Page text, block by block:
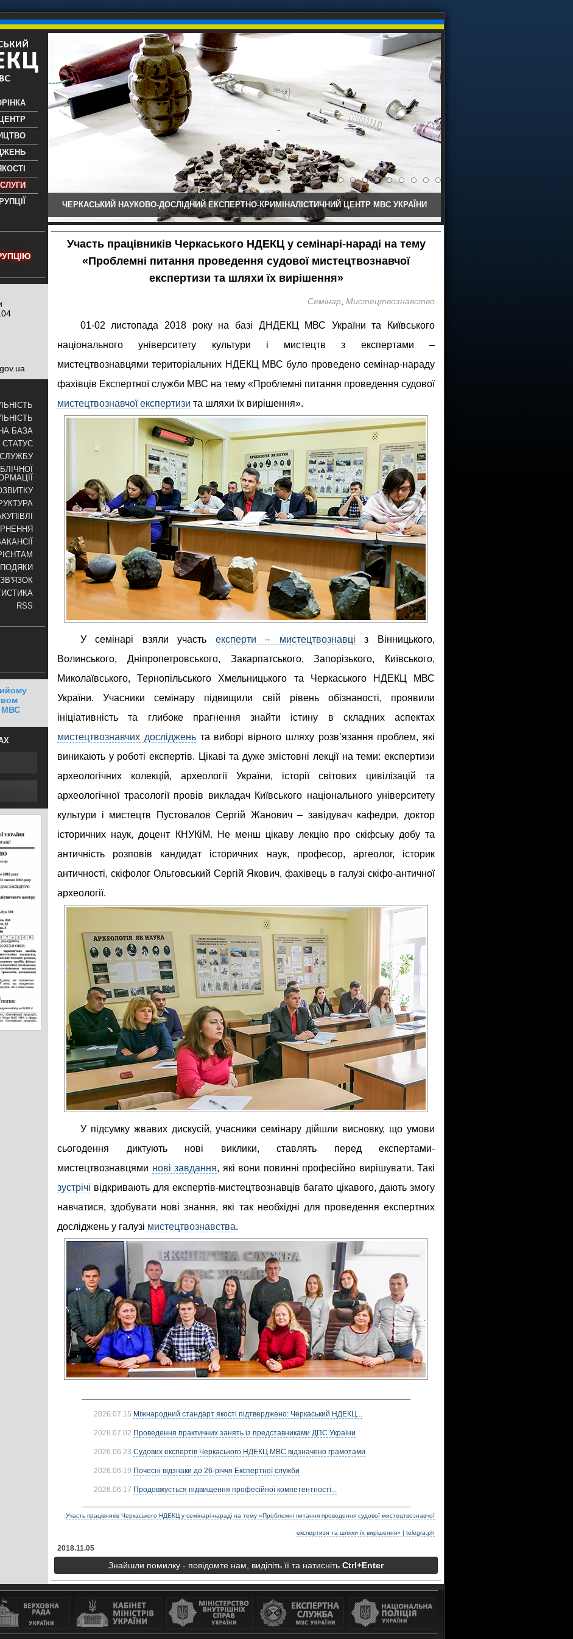
ЧЕРКАСЬКИЙ НАУКОВО-ДОСЛІДНИЙ ЕКСПЕРТНО-КРИМІНАЛІСТИЧНИЙ ЦЕНТР МВС УКРАЇНИ
БАЗА
СТАТУС
ПОДЯКИ
RSS
МВС
Участь працівників Черкаського НДЕКЦ у семінарі-нараді на тему
«Проблемні питання проведення судової мистецтвознавчої
експертизи та шляхи їх вирішення»
Семінар Мистецтвознавство
01-02 листопада 2018 року на базі ДНДЕКЦ МВС України та Київського
національного університету культури і мистецтв з експертами –
мистецтвознавцями територіальних НДЕКЦ МВС було проведено семінар-нараду
фахівців Експертної служби МВС на тему «Проблемні питання проведення судової
мистецтвознавчої експертизи та шляхи їх вирішення».
У семінарі взяли участь експерти – мистецтвознавці з Вінницького,
Волинського, Дніпропетровського, Закарпатського, Запорізького, Київського,
Миколаївського, Тернопільського Хмельницького та Черкаського НДЕКЦ МВС
України. Учасники семінару підвищили свій рівень обізнаності, проявили
ініціативність та глибоке прагнення знайти істину в складних аспектах
мистецтвознавчих дослідженьта виборі вірного шляху розв’язання проблем, які
виникають у роботі експертів. Цікаві та дуже змістовні лекції на теми: експертизи
археологічних колекцій, археології України, історії світових цивілізацій та
археологічної трасології провів викладач Київського національного університету
культури і мистецтв Пустовалов Сергій Жанович – завідувач кафедри, доктор
історичних наук, доцент КНУКіМ. Не менш цікаву лекцію про скіфську добу та
античність розповів кандидат історичних наук, професор, аргеолог, історик
античності, скіфолог Ольговський Сергій Якович, фахівець в галузі скіфо-античної
археології.
У підсумку жвавих дискусій, учасники семінару дійшли висновку, що умови
сьогодення диктують нові виклики, ставлять перед експертами-
мистецтвознавцями нові завдання, які вони повинні професійно вирішувати. Такі
зустрічі відкривають для експертів-мистецтвознавців багато цікавого, дають змогу
навчатися, здобувати нові знання, які так необхідні для проведення експертних
досліджень у галузі мистецтвознавства.
2026.07.15 Міжнародний стандарт якості підтверджено: Черкаський НДЕКЦ...
2026.07.02 Проведення практичних занять із представниками ДПС України
2026.06.23 Судових експертів Черкаського НДЕКЦ МВС відзначено грамотами
2026.06.19 Почесні відзнаки до 26-річчя Експертної служби
2026.06.17 Продовжується підвищення професійної компетентності...
2018.11.05
Участь працівників Черкаського НДЕКЦ у семінарі-нараді на тему «Проблемні питання проведення судової мистецтвознавчої
експертизи та шляхи їх вирішення» | telegra.ph
Знайшли помилку - повідомте нам, виділіть її та натисніть Ctrl+Enter